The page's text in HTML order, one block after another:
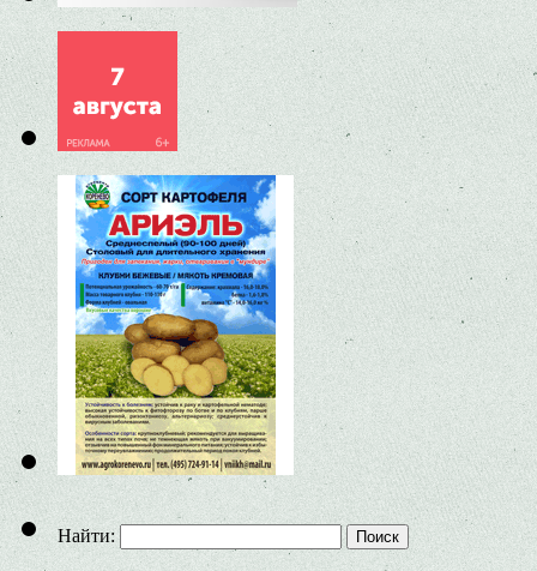
Найти: